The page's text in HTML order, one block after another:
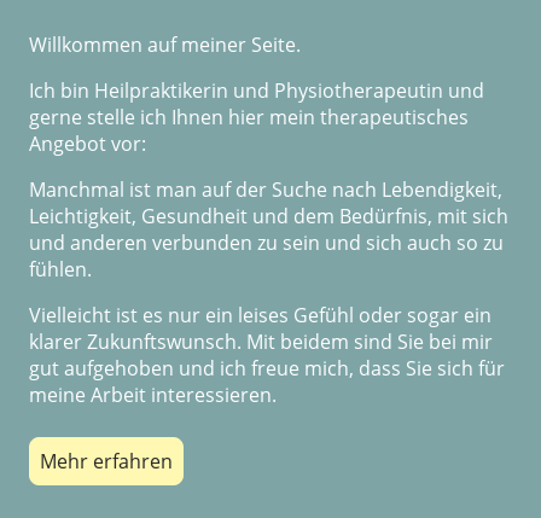
Willkommen auf meiner Seite.
Ich bin Heilpraktikerin und Physiotherapeutin und
gerne stelle ich Ihnen hier mein therapeutisches
Angebot vor:
Manchmal ist man auf der Suche nach Lebendigkeit,
Leichtigkeit, Gesundheit und dem Bedürfnis, mit sich
und anderen verbunden zu sein und sich auch so zu
fühlen.
Vielleicht ist es nur ein leises Gefühl oder sogar ein
klarer Zukunftswunsch. Mit beidem sind Sie bei mir
gut aufgehoben und ich freue mich, dass Sie sich für
meine Arbeit interessieren.
Mehr erfahren